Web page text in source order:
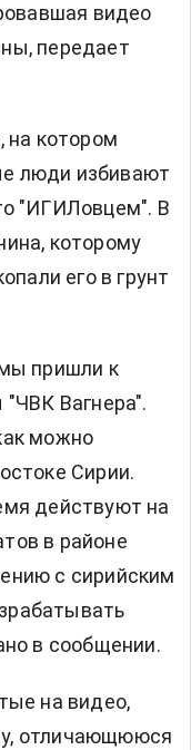
видео
передает
на котором
люди избивают
"ИГИЛовцем". В
которому
его в грунт
пришли к
Вагнера".
можно
Сирии.
действуют на
в районе
с сирийским
в сообщении.
на видео,
отличающююся